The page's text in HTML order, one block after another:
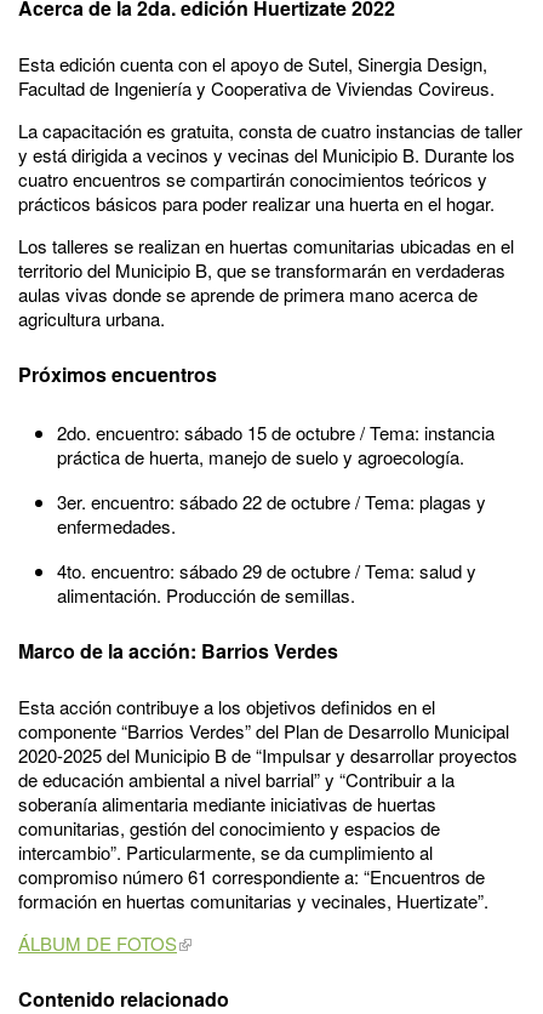
Acerca de la 2da. edición Huertizate 2022
Esta edición cuenta con el apoyo de Sutel, Sinergia Design,
Facultad de Ingeniería y Cooperativa de Viviendas Covireus.
La capacitación es gratuita, consta de cuatro instancias de taller
y está dirigida a vecinos y vecinas del Municipio B. Durante los
cuatro encuentros se compartirán conocimientos teóricos y
prácticos básicos para poder realizar una huerta en el hogar.
Los talleres se realizan en huertas comunitarias ubicadas en el
territorio del Municipio B, que se transformarán en verdaderas
aulas vivas donde se aprende de primera mano acerca de
agricultura urbana.
Próximos encuentros
2do. encuentro: sábado 15 de octubre / Tema: instancia
práctica de huerta, manejo de suelo y agroecología.
3er. encuentro: sábado 22 de octubre / Tema: plagas y
enfermedades.
4to. encuentro: sábado 29 de octubre / Tema: salud y
alimentación. Producción de semillas.
Marco de la acción: Barrios Verdes
Esta acción contribuye a los objetivos definidos en el
componente “Barrios Verdes” del Plan de Desarrollo Municipal
2020-2025 del Municipio B de “Impulsar y desarrollar proyectos
de educación ambiental a nivel barrial” y “Contribuir a la
soberanía alimentaria mediante iniciativas de huertas
comunitarias, gestión del conocimiento y espacios de
intercambio”. Particularmente, se da cumplimiento al
compromiso número 61 correspondiente a: “Encuentros de
formación en huertas comunitarias y vecinales, Huertizate”.
ÁLBUM DE FOTOS
Contenido relacionado